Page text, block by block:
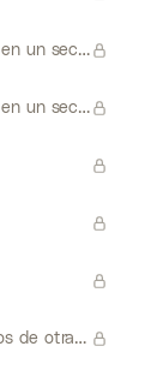
un sector
sector #2